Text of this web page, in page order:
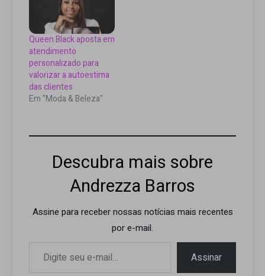
Queen Black aposta em
atendimento
personalizado para
valorizar a autoestima
das clientes
Em "Moda & Beleza"
Descubra mais sobre
Andrezza Barros
Assine para receber nossas notícias mais recentes
por e-mail.
Assinar